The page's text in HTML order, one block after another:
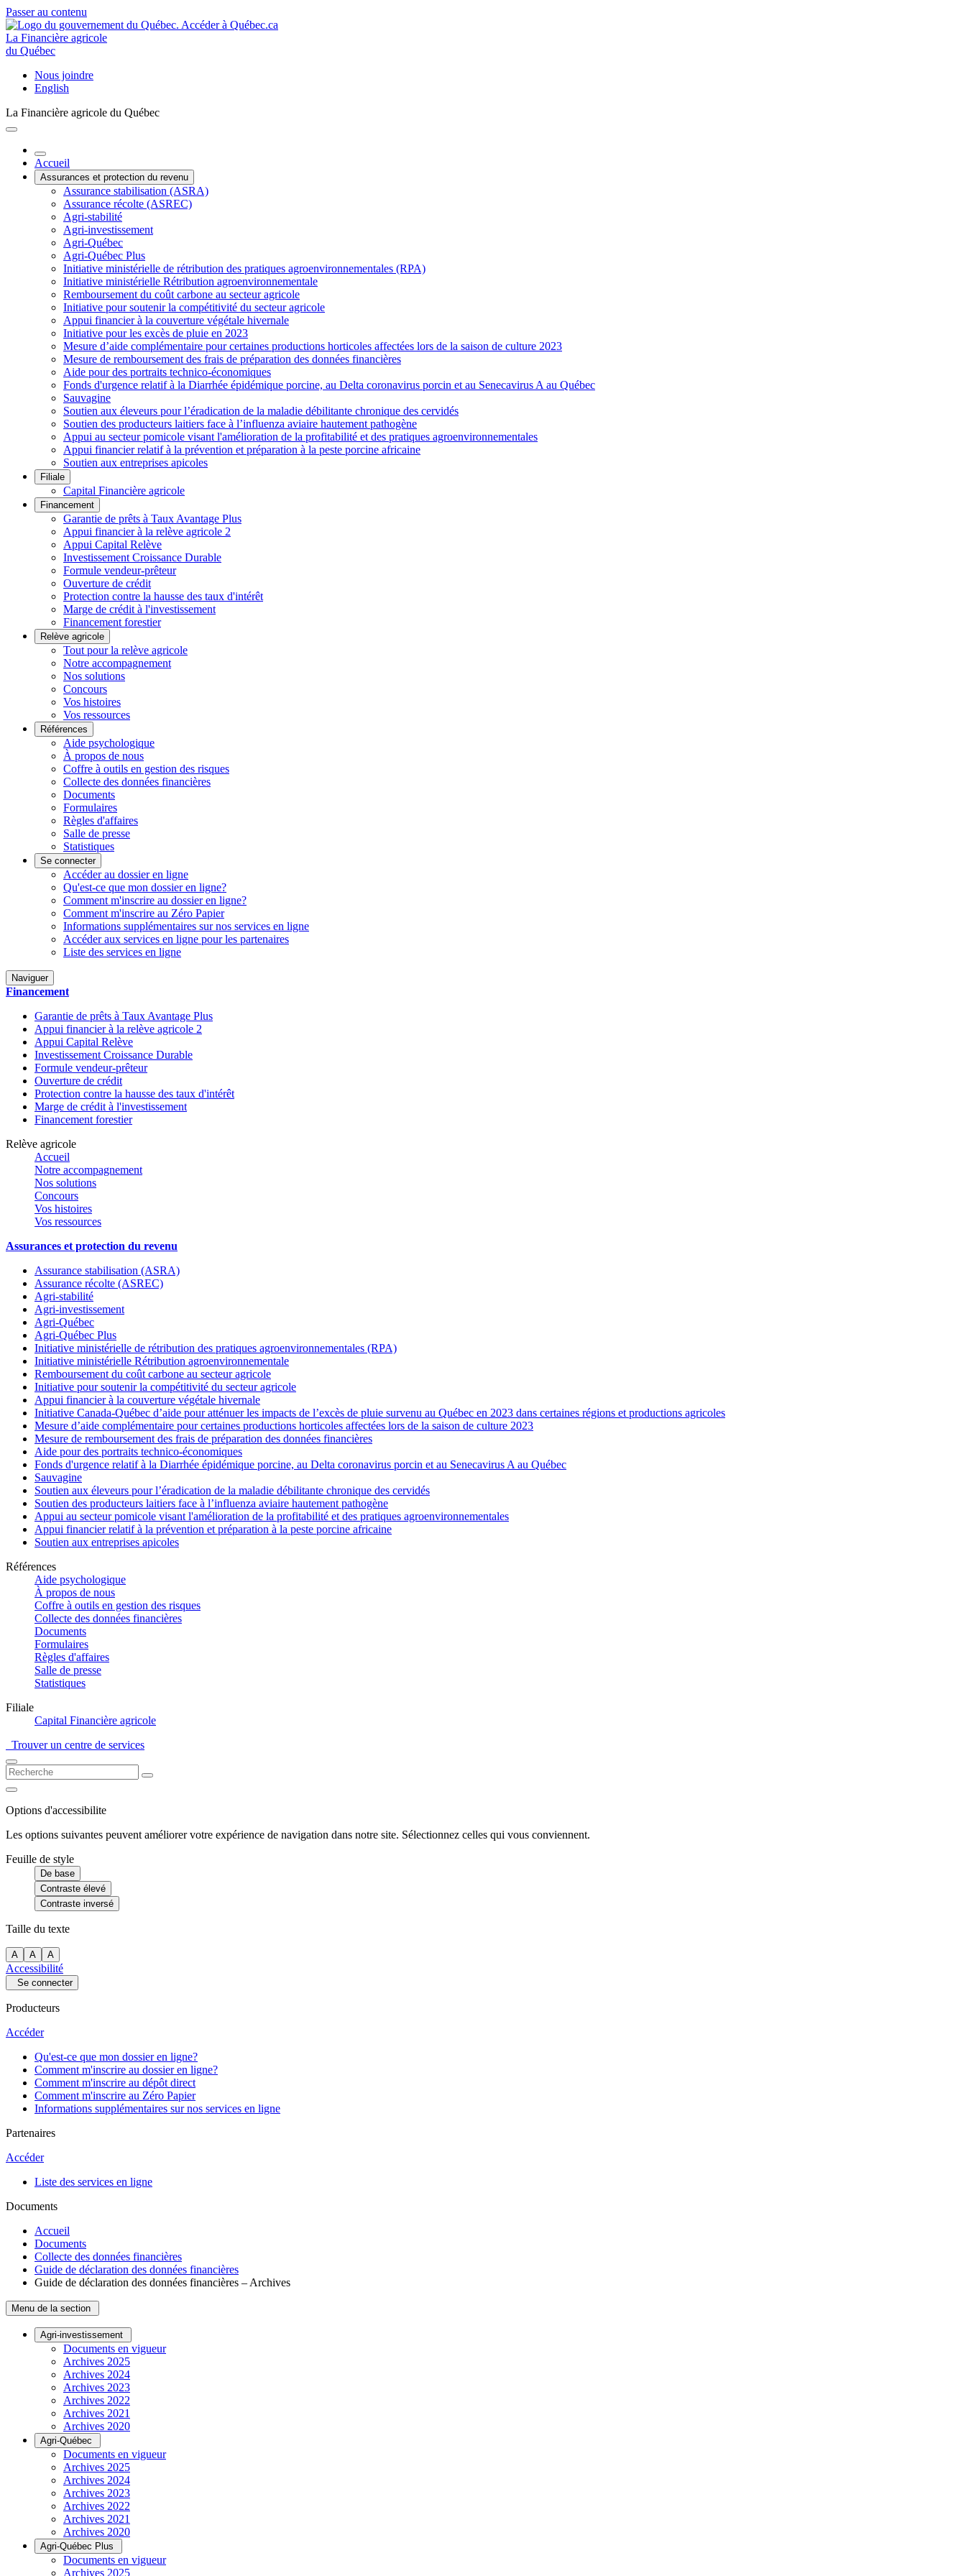
Passer au contenu
La Financière agricole
du Québec
Nous joindre
English
La Financière agricole du Québec
Accueil
Assurances et protection du revenu
Assurance stabilisation (ASRA)
Assurance récolte (ASREC)
Agri-stabilité
Agri-investissement
Agri-Québec
Agri-Québec Plus
Initiative ministérielle de rétribution des pratiques agroenvironnementales (RPA)
Initiative ministérielle Rétribution agroenvironnementale
Remboursement du coût carbone au secteur agricole
Initiative pour soutenir la compétitivité du secteur agricole
Appui financier à la couverture végétale hivernale
Initiative pour les excès de pluie en 2023
Mesure d’aide complémentaire pour certaines productions horticoles affectées lors de la saison de culture 2023
Mesure de remboursement des frais de préparation des données financières
Aide pour des portraits technico-économiques
Fonds d'urgence relatif à la Diarrhée épidémique porcine, au Delta coronavirus porcin et au Senecavirus A au Québec
Sauvagine
Soutien aux éleveurs pour l’éradication de la maladie débilitante chronique des cervidés
Soutien des producteurs laitiers face à l’influenza aviaire hautement pathogène
Appui au secteur pomicole visant l'amélioration de la profitabilité et des pratiques agroenvironnementales
Appui financier relatif à la prévention et préparation à la peste porcine africaine
Soutien aux entreprises apicoles
Filiale
Capital Financière agricole
Financement
Garantie de prêts à Taux Avantage Plus
Appui financier à la relève agricole 2
Appui Capital Relève
Investissement Croissance Durable
Formule vendeur-prêteur
Ouverture de crédit
Protection contre la hausse des taux d'intérêt
Marge de crédit à l'investissement
Financement forestier
Relève agricole
Tout pour la relève agricole
Notre accompagnement
Nos solutions
Concours
Vos histoires
Vos ressources
Références
Aide psychologique
À propos de nous
Coffre à outils en gestion des risques
Collecte des données financières
Documents
Formulaires
Règles d'affaires
Salle de presse
Statistiques
Se connecter
Accéder au dossier en ligne
Qu'est-ce que mon dossier en ligne?
Comment m'inscrire au dossier en ligne?
Comment m'inscrire au Zéro Papier
Informations supplémentaires sur nos services en ligne
Accéder aux services en ligne pour les partenaires
Liste des services en ligne
Naviguer
Financement
Garantie de prêts à Taux Avantage Plus
Appui financier à la relève agricole 2
Appui Capital Relève
Investissement Croissance Durable
Formule vendeur-prêteur
Ouverture de crédit
Protection contre la hausse des taux d'intérêt
Marge de crédit à l'investissement
Financement forestier
Relève agricole
Accueil
Notre accompagnement
Nos solutions
Concours
Vos histoires
Vos ressources
Assurances et protection du revenu
Assurance stabilisation (ASRA)
Assurance récolte (ASREC)
Agri-stabilité
Agri-investissement
Agri-Québec
Agri-Québec Plus
Initiative ministérielle de rétribution des pratiques agroenvironnementales (RPA)
Initiative ministérielle Rétribution agroenvironnementale
Remboursement du coût carbone au secteur agricole
Initiative pour soutenir la compétitivité du secteur agricole
Appui financier à la couverture végétale hivernale
Initiative Canada-Québec d’aide pour atténuer les impacts de l’excès de pluie survenu au Québec en 2023 dans certaines régions et productions agricoles
Mesure d’aide complémentaire pour certaines productions horticoles affectées lors de la saison de culture 2023
Mesure de remboursement des frais de préparation des données financières
Aide pour des portraits technico-économiques
Fonds d'urgence relatif à la Diarrhée épidémique porcine, au Delta coronavirus porcin et au Senecavirus A au Québec
Sauvagine
Soutien aux éleveurs pour l’éradication de la maladie débilitante chronique des cervidés
Soutien des producteurs laitiers face à l’influenza aviaire hautement pathogène
Appui au secteur pomicole visant l'amélioration de la profitabilité et des pratiques agroenvironnementales
Appui financier relatif à la prévention et préparation à la peste porcine africaine
Soutien aux entreprises apicoles
Références
Aide psychologique
À propos de nous
Coffre à outils en gestion des risques
Collecte des données financières
Documents
Formulaires
Règles d'affaires
Salle de presse
Statistiques
Filiale
Capital Financière agricole
Trouver un centre de services
Options d'accessibilite
Les options suivantes peuvent améliorer votre expérience de navigation dans notre site. Sélectionnez celles qui vous conviennent.
Feuille de style
De base
Contraste élevé
Contraste inversé
Taille du texte
A A A
Accessibilité
Se connecter
Producteurs
Accéder
Qu'est-ce que mon dossier en ligne?
Comment m'inscrire au dossier en ligne?
Comment m'inscrire au dépôt direct
Comment m'inscrire au Zéro Papier
Informations supplémentaires sur nos services en ligne
Partenaires
Accéder
Liste des services en ligne
Documents
Accueil
Documents
Collecte des données financières
Guide de déclaration des données financières
Guide de déclaration des données financières – Archives
Menu de la section
Agri-investissement
Documents en vigueur
Archives 2025
Archives 2024
Archives 2023
Archives 2022
Archives 2021
Archives 2020
Agri-Québec
Documents en vigueur
Archives 2025
Archives 2024
Archives 2023
Archives 2022
Archives 2021
Archives 2020
Agri-Québec Plus
Documents en vigueur
Archives 2025